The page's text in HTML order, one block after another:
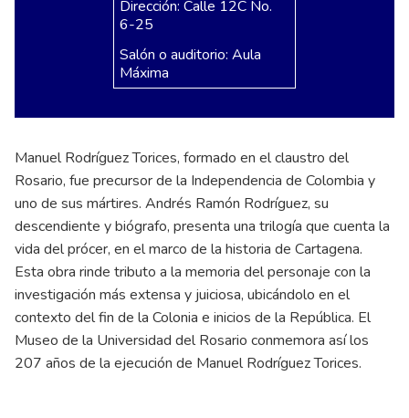
Dirección: Calle 12C No.
6-25
Salón o auditorio: Aula
Máxima
Manuel Rodríguez Torices, formado en el claustro del
Rosario, fue precursor de la Independencia de Colombia y
uno de sus mártires. Andrés Ramón Rodríguez, su
descendiente y biógrafo, presenta una trilogía que cuenta la
vida del prócer, en el marco de la historia de Cartagena.
Esta obra rinde tributo a la memoria del personaje con la
investigación más extensa y juiciosa, ubicándolo en el
contexto del fin de la Colonia e inicios de la República. El
Museo de la Universidad del Rosario conmemora así los
207 años de la ejecución de Manuel Rodríguez Torices.